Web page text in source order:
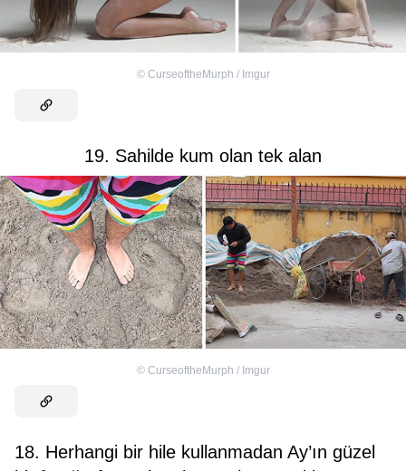
© CurseoftheMurph / Imgur
19. Sahilde kum olan tek alan
© CurseoftheMurph / Imgur
18. Herhangi bir hile kullanmadan Ay’ın güzel